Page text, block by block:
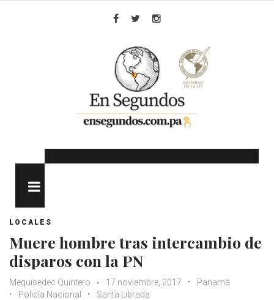
LOCALES
Muere hombre tras intercambio de
disparos con la PN
Mequisedec Quintero 17 noviembre, 2017
Panamá
Policía Nacional
Santa Librada